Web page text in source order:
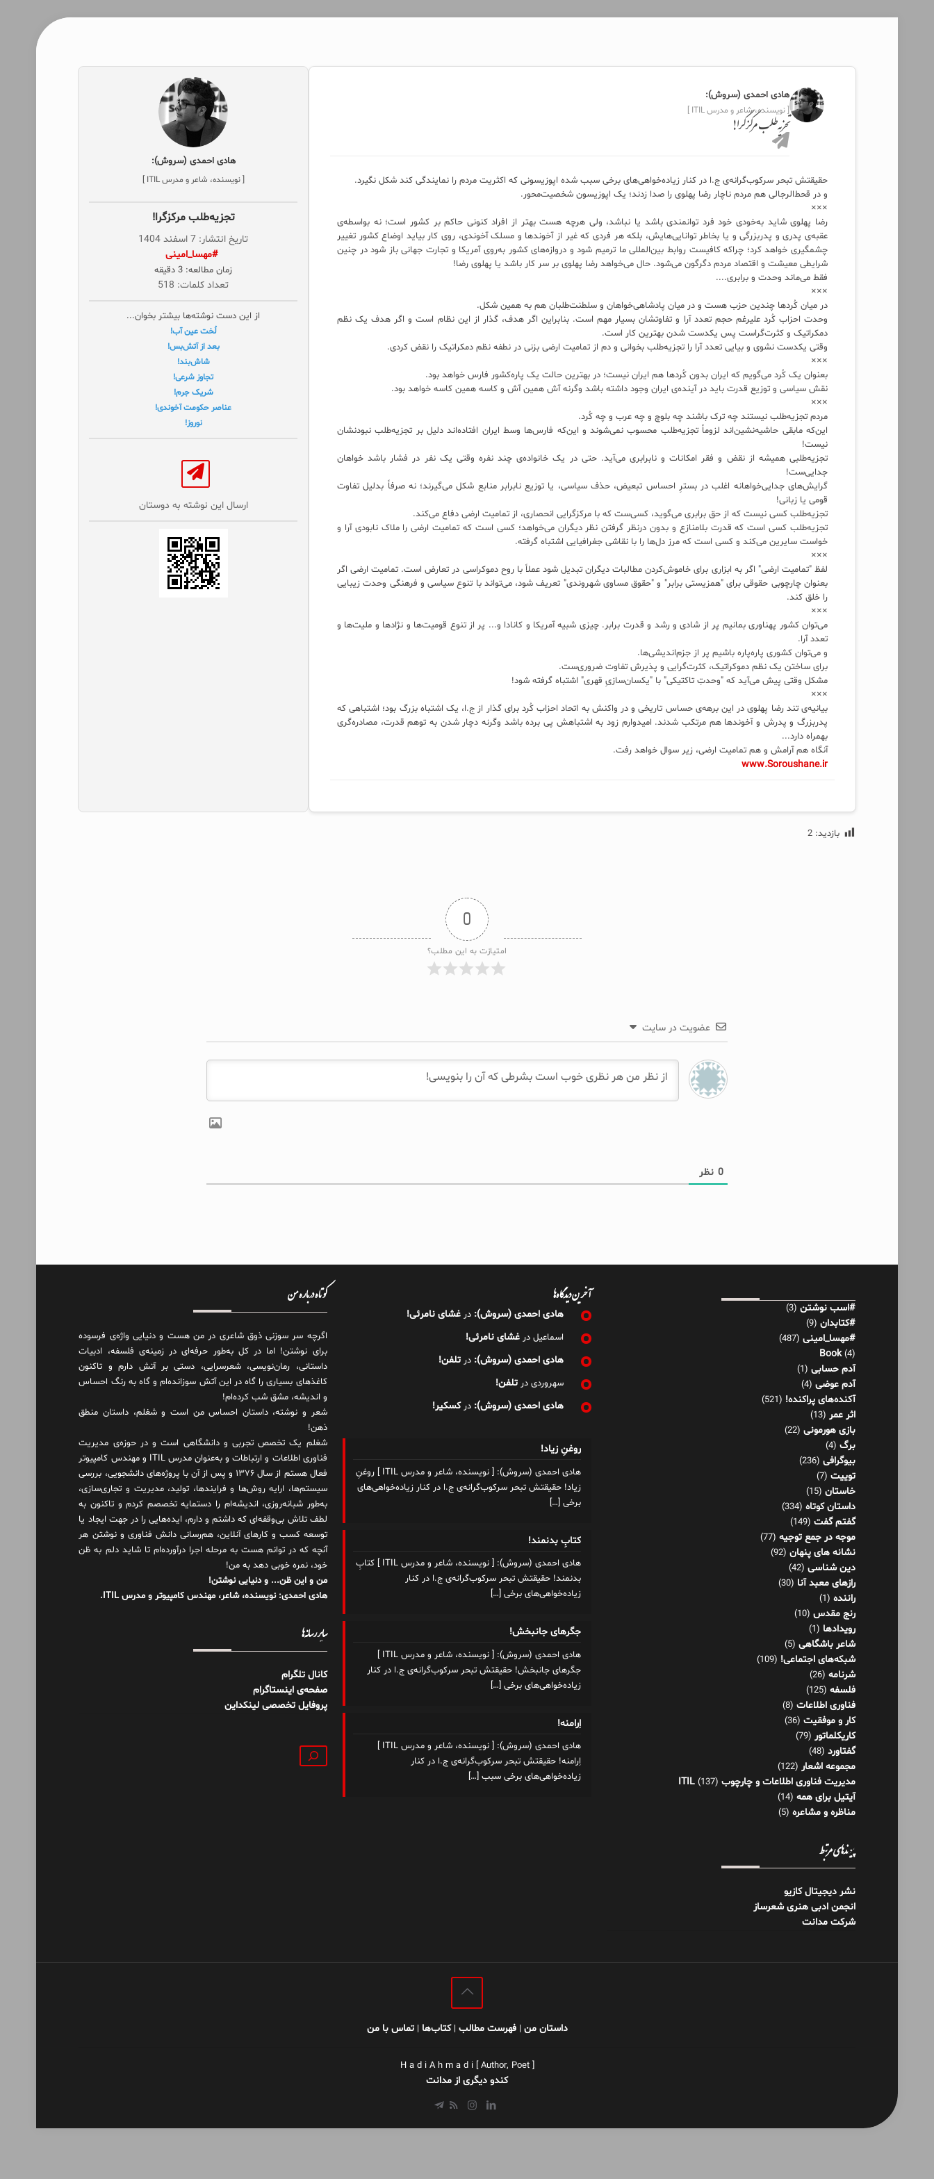
هادی احمدی (سروش):
[ نویسنده، شاعر و مدرس ITIL ]
تجزیه‌طلب مرکزگرا!
حقیقتش تبحر سرکوب‌گرانه‌ی ج.ا در کنار زیاده‌خواهی‌های برخی سبب شده اپوزیسونی که اکثریت مردم را نمایندگی کند شکل نگیرد.
و در قحط‌الرجالی هم مردم ناچار رضا پهلوی را صدا زدند؛ یک اپوزیسون شخصیت‌محور.
×××
رضا پهلوی شاید به‌خودی خود فرد توانمندی باشد یا نباشد، ولی هرچه هست بهتر از افراد کنونی حاکم بر کشور است؛ نه بواسطه‌ی
عقبه‌ی پدری و پدربزرگی و یا بخاطر توانایی‌هایش، بلکه هر فردی که غیر از آخوندها و مسلک آخوندی، روی کار بیاید اوضاع کشور تغییر
چشمگیری خواهد کرد؛ چراکه کافیست روابط بین‌المللی ما ترمیم شود و دروازه‌های کشور به‌روی آمریکا و تجارت جهانی باز شود در چنین
شرایطی معیشت و اقتصاد مردم دگرگون می‌شود. حال می‌خواهد رضا پهلوی بر سر کار باشد یا پهلوی رضا!
فقط می‌ماند وحدت و برابری....
×××
در میان کُردها چندین حزب هست و در میان پادشاهی‌خواهان و سلطنت‌طلبان هم به همین شکل.
وحدت احزاب کُرد علیرغم حجم تعدد آرا و تفاوتشان بسیار مهم است. بنابراین اگر هدف، گذار از این نظام است و اگر هدف یک نظم
دمکراتیک و کثرت‌گراست پس یکدست شدن بهترین کار است.
وقتی یکدست نشوی و بیایی تعدد آرا را تجزیه‌طلب بخوانی و دم از تمامیت ارضی بزنی در نطفه نظم دمکراتیک را نقض کردی.
×××
بعنوان یک کُرد می‌گویم که ایران بدون کُردها هم ایران نیست؛ در بهترین حالت یک پاره‌کشور فارس خواهد بود.
نقش سیاسی و توزیع قدرت باید در آینده‌ی ایران وجود داشته باشد وگرنه آش همین آش و کاسه همین کاسه خواهد بود.
×××
مردم تجزیه‌طلب نیستند چه ترک باشند چه بلوچ و چه عرب و چه کُرد.
این‌که مابقی حاشیه‌نشین‌اند لزوماً تجزیه‌طلب محسوب نمی‌شوند و این‌که فارس‌ها وسط ایران افتاده‌اند دلیل بر تجزیه‌طلب نبودنشان
نیست!
تجزیه‌طلبی همیشه از نقض و فقر امکانات و نابرابری می‌آید. حتی در یک خانواده‌ی چند نفره وقتی یک نفر در فشار باشد خواهان
جدایی‌ست!
گرایش‌های جدایی‌خواهانه اغلب در بسترِ احساس تبعیض، حذف سیاسی، یا توزیع نابرابر منابع شکل می‌گیرند؛ نه صرفاً بدلیل تفاوت
قومی یا زبانی!
تجزیه‌طلب کسی نیست که از حق برابری می‌گوید، کسی‌ست که با مرکزگرایی‌ انحصاری، از تمامیت ارضی دفاع می‌کند.
تجزیه‌طلب کسی است که قدرت بلامنازع و بدون درنظر گرفتن نظر دیگران می‌خواهد؛ کسی است که تمامیت ارضی را ملاک نابودی آرا و
خواست سایرین می‌کند و کسی است که مرز دل‌ها را با نقاشی جغرافیایی اشتباه گرفته.
×××
لفظ "تمامیت ارضی" اگر به ابزاری برای خاموش‌کردن مطالبات دیگران تبدیل شود عملاً با روح دموکراسی در تعارض است. تمامیت ارضی اگر
بعنوان چارچوبی حقوقی برای "همزیستی برابر" و "حقوق مساوی شهروندی" تعریف شود، می‌تواند با تنوع سیاسی و فرهنگی وحدت زیبایی
را خلق کند.
×××
می‌توان کشور پهناوری بمانیم پر از شادی و رشد و قدرت برابر. چیزی شبیه آمریکا و کانادا و... پر از تنوع قومیت‌ها و نژادها و ملیت‌ها و
تعدد آرا.
و می‌توان کشوری پاره‌پاره باشیم پر از جزم‌اندیشی‌ها.
برای ساختن یک نظم دموکراتیک، کثرت‌گرایی و پذیرش تفاوت ضروری‌ست.
مشکل وقتی پیش می‌آید که "وحدتِ تاکتیکی" با "یکسان‌سازیِ قهری" اشتباه گرفته شود!
×××
بیانیه‌ی تند رضا پهلوی در این برهه‌ی حساس تاریخی و در واکنش به اتحاد احزاب کُرد برای گذار از ج.ا، یک اشتباه بزرگ بود؛ اشتباهی که
پدربزرگ و پدرش و آخوندها هم مرتکب شدند. امیدوارم زود به اشتباهش پی برده باشد وگرنه دچار شدن به توهم قدرت، مصادره‌گری
بهمراه دارد...
آنگاه هم آرامش و هم تمامیت ارضی، زیر سوال خواهد رفت.
www.Soroushane.ir
هادی احمدی (سروش):
[ نویسنده، شاعر و مدرس ITIL ]
تجزیه‌طلب مرکزگرا!
تاریخ انتشار: 7 اسفند 1404
‌ #مهسا_امینی
زمان مطالعه: 3 دقیقه
تعداد کلمات: 518
از این دست نوشته‌ها بیشتر بخوان...
لُخت عین آب!
بعد از آتش‌بس!
شاش‌بند!
تجاوز شرعی!
شریک جرم!
عناصر حکومت آخوندی!
نوروز!
ارسال این نوشته به دوستان‌
بازدید: 2
0
امتیازت به این مطلب؟
عضویت در سایت
0نظر
#اسب نوشتن (3)
#کتابدان (9)
#مهسا_امینی (487)
Book(4)
آدم حسابی (1)
آدم عوضی (4)
آکنده‌های پراکنده! (521)
اثر عمر (13)
بازی هورمونی (22)
برگ (4)
بیوگرافی (236)
توییت (7)
خاستان (15)
داستان کوتاه (334)
گفتم گفت (149)
موجه در جمع توجیه (77)
نشانه های پنهان (92)
دین شناسی (42)
رازهای معبد آنا (30)
راننده (1)
رنج مقدس (10)
رویدادها (1)
شاعر باشگاهی (5)
شبکه‌های اجتماعی! (109)
شرنامه (26)
فلسفه (125)
فناوری اطلاعات (8)
کار و موفقیت (36)
کاریکلماتور (79)
گفتاورد (48)
مجموعه اشعار (122)
مدیریت فناوری اطلاعات و چارچوب ITIL (137)
آیتیل برای همه (14)
مناظره و مشاعره (5)
پیوندهای مرتبط
نشر دیجیتال کازیو
انجمن ادبی هنری شعرساز
شرکت مدانت
آخرین دیدگاه‌ها
هادی احمدی (سروش): درغشای نامرئی!
اسماعیل درغشای نامرئی!
هادی احمدی (سروش): درتلفن!
سهروردی درتلفن!
هادی احمدی (سروش): درکسکیر!
روغنِ زیاد!
هادی احمدی (سروش): [ نویسنده، شاعر و مدرس ITIL ] روغنِ
زیاد! حقیقتش تبحر سرکوب‌گرانه‌ی ج.ا در کنار زیاده‌خواهی‌های
برخی […]
کتابِ بدنمند!
هادی احمدی (سروش): [ نویسنده، شاعر و مدرس ITIL ] کتابِ
بدنمند! حقیقتش تبحر سرکوب‌گرانه‌ی ج.ا در کنار
زیاده‌خواهی‌های برخی […]
جگرهای جانبخش!
هادی احمدی (سروش): [ نویسنده، شاعر و مدرس ITIL ]
جگرهای جانبخش! حقیقتش تبحر سرکوب‌گرانه‌ی ج.ا در کنار
زیاده‌خواهی‌های برخی […]
اِرامنه!
هادی احمدی (سروش): [ نویسنده، شاعر و مدرس ITIL ]
اِرامنه! حقیقتش تبحر سرکوب‌گرانه‌ی ج.ا در کنار
زیاده‌خواهی‌های برخی سبب […]
کوتاه درباره من
اگرچه سر سوزنی ذوق شاعری در من هست و دنیایی واژه‌‌ی فرسوده
برای نوشتن! اما در کل به‌طور حرفه‌ای در زمینه‌ی فلسفه، ادبیات
داستانی، رمان‌نویسی، شعرسرایی، دستی بر آتش دارم و تاکنون
کاغذهای بسیاری را گاه در این آتش سوزانده‌ام و گاه به رنگ احساس
و اندیشه، مشق شب کرده‌ام!
شعر و نوشته، داستان احساس من است و شغلم، داستان منطق
ذهن!
شغلم یک تخصص تجربی و دانشگاهی است و در حوزه‌ی مدیریت
فناوری اطلاعات و ارتباطات و به‌عنوان مدرس ITIL و مهندس کامپیوتر
فعال هستم از سال ۱۳۷۶ و پس از آن با پروژه‌های دانشجویی، بررسی
سیستم‌ها، ارایه روش‌ها و فرایندها، تولید، مدیریت و تجاری‌سازی،
به‌طور شبانه‌روزی، اندیشه‌ام را دستمایه تخصصم کردم و تاکنون به
لطف تلاش بی‌وقفه‌ای که داشتم و دارم، اید‌ه‌هایی را در جهت ایجاد یا
توسعه کسب و کارهای آنلاین، هم‌رسانی دانش فناوری و نوشتن هر
آنچه که در توانم هست به مرحله اجرا درآورده‌ام تا شاید دلم به ظن
خود، نمره خوبی دهد به من!
من و این ظن... و دنیایی نوشتن!
هادی احمدی: نویسنده، شاعر، مهندس کامپیوتر و مدرس ITIL.
سایر رسانه‌ها
کانال تلگرام
صفحه‌ی اینستاگرام
پروفایل تخصصی لینکداین
جستجو
داستان من |فهرست مطالب |کتاب‌ها |تماس با من
H a d i A h m a d i [ Author, Poet ]
کندو دیگری از مدانت